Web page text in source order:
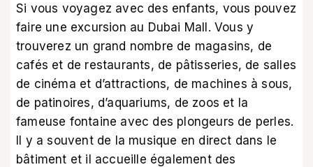
Si vous voyagez avec des enfants, vous pouvez
faire une excursion au Dubai Mall. Vous y
trouverez un grand nombre de magasins, de
cafés et de restaurants, de pâtisseries, de salles
de cinéma et d’attractions, de machines à sous,
de patinoires, d’aquariums, de zoos et la
fameuse fontaine avec des plongeurs de perles.
Il y a souvent de la musique en direct dans le
bâtiment et il accueille également des